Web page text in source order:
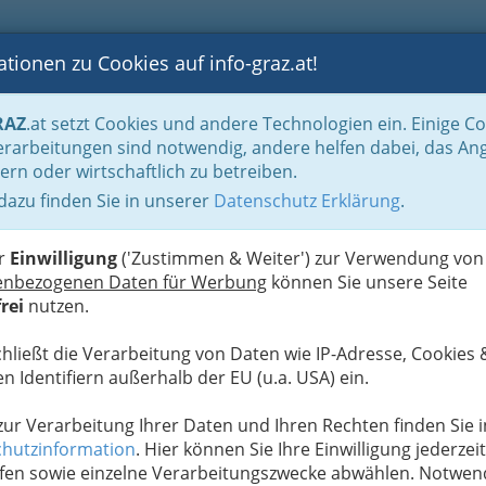
BLOGS FOTOS GASTRONOMIE BRANCHEN
zu Cookies auf info-graz.at!
.at setzt Cookies und andere Technologien ein. Einige
sind notwendig, andere helfen dabei, das
oder wirtschaftlich zu betreiben.
finden Sie in unserer Datenschutz Erklärung.
Einwilligung('Zustimmen & Weiter') zur Verwendung von
Daten für Werbung können Sie unsere Seite
nutzen.
die Verarbeitung von Daten wie IP-Adresse, Cookies
Identifiern außerhalb der EU (u.a. USA) ein.
Verarbeitung Ihrer Daten und Ihren Rechten finden Sie
. Hier können Sie Ihre Einwilligung jederzeit
sowie einzelne Verarbeitungszwecke abwählen.
und Consulting Fachgruppe Unterneh-mensberatung und
GewO
1